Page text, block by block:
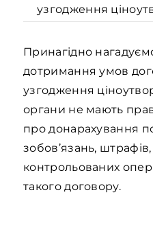
узгодження
Принагідно
дотримання умов
узгодження
органи не мають
про донарахування
зобов’язань,
контрольованих
такого договору.